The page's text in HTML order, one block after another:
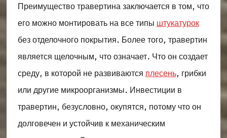
Преимущество травертина заключается в том, что
его можно монтировать на все типы штукатурок
без отделочного покрытия. Более того, травертин
является щелочным, что означает. Что он создает
среду, в которой не развиваются плесень, грибки
или другие микроорганизмы. Инвестиции в
травертин, безусловно, окупятся, потому что он
долговечен и устойчив к механическим